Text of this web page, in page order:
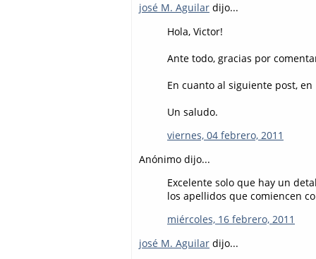
josé M. Aguilar dijo...
Hola, Victor!
Ante todo, gracias por
En cuanto al siguiente post,
Un saludo.
viernes, 04 febrero, 2011
Anónimo dijo...
Excelente solo que hay un
los apellidos que comiencen
miércoles, 16 febrero, 2011
josé M. Aguilar dijo...